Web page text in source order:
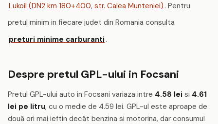
Lukoil (DN2 km 180+400, str. Calea Munteniei) . Pentru
pretul minim in fiecare judet din Romania consulta
preturi minime carburanti .
Despre pretul GPL-ului in Focsani
Pretul GPL-ului auto in Focsani variaza intre 4.58 lei si 4.61
lei pe litru, cu o medie de 4.59 lei. GPL-ul este aproape de
două ori mai ieftin decât benzina si motorina, dar consumul